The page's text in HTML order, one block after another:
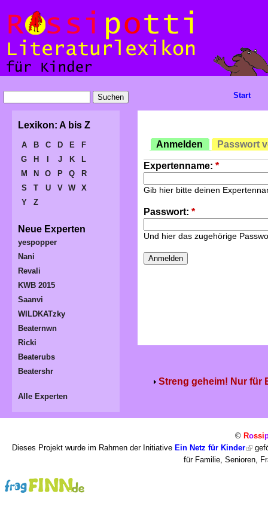
Anmelden Passwort
Expertenname: *
Gib hier bitte deinen
Passwort: *
Und hier das zugehörige
Streng geheim! Nur für
Start
Lexikon: A bis Z
A B C D E
F
G
H J K
L
M
N O P Q
R
S
T U V W
X
Y
Z
Neue Experten
yespopper
Nani
Revali
KWB 2015
Saanvi
WILDKATzky
Beaternwn
Ricki
Beaterubs
Beatershr
Alle Experten
© Rossi
Dieses Projekt wurde im Rahmen der Initiative Ein Netz für Kinder
für Familie, Senioren,